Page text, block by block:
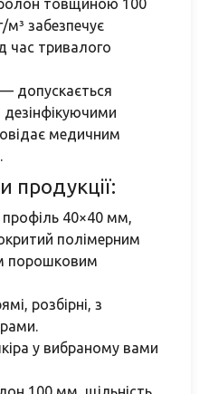
товщиною 100
м³ забезпечує
час тривалого
— допускається
медичним
продукції:
40×40 мм,
полімерним
порошковим
розбірні, з
у вибраному вами